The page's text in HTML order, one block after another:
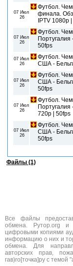
07 Июл
26
Футбол.
финала.
IPTV 1080р
07 Июл
26
Футбол.
Португалия
50fps
07 Июл
26
Футбол.
США -
07 Июл
26
Футбол.
США -
50fps
07 Июл
26
Футбол.
720p | 50fps
07 Июл
26
Футбол.
США -
50fps
Файлы (1)
Все файлы
обмена. Рутор.org и
цифровыми копиями
информацию о них и
обмена. Для
авторских прав,
гав)ro[точка]ру с темой